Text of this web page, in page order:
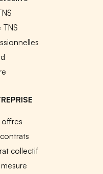
TNS
offres
collectif